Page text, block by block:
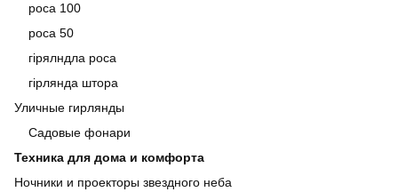
роса 100
роса 50
гірялндла роса
гірлянда штора
Уличные гирлянды
Садовые фонари
Техника для дома и комфорта
Ночники и проекторы звездного неба